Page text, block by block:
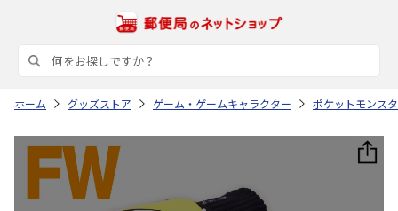
ホーム グッズストア ゲーム・ゲームキャラクター ポケットモンス